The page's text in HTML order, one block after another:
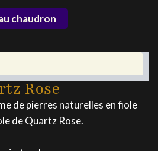
chaudron
Rose
de pierres naturelles en fiole
de Quartz Rose.